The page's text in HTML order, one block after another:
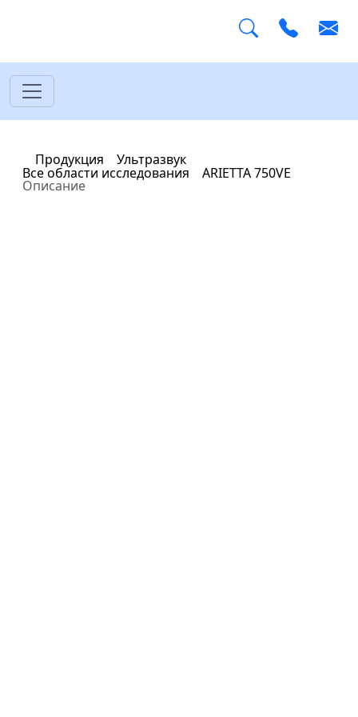
Главная
Продукция Ультразвук
Все области исследования ARIETTA 750VE
Описание